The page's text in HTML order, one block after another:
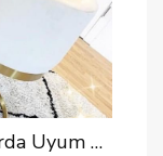
Bu Salonun Dekorasyonu Farklılıklarda Uyum Yakalıyor